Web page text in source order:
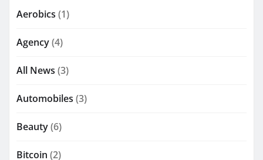
Aerobics (1)
Agency(4)
All News (3)
Automobiles (3)
Beauty(6)
Bitcoin (2)